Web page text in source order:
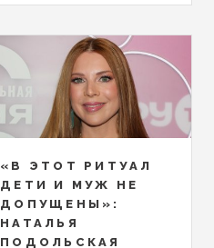
«В ЭТОТ РИТУАЛ
ДЕТИ И МУЖ НЕ
ДОПУЩЕНЫ»:
НАТАЛЬЯ
ПОДОЛЬСКАЯ